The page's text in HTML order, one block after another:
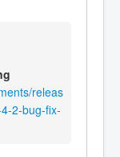
releas
2-bug-fix-